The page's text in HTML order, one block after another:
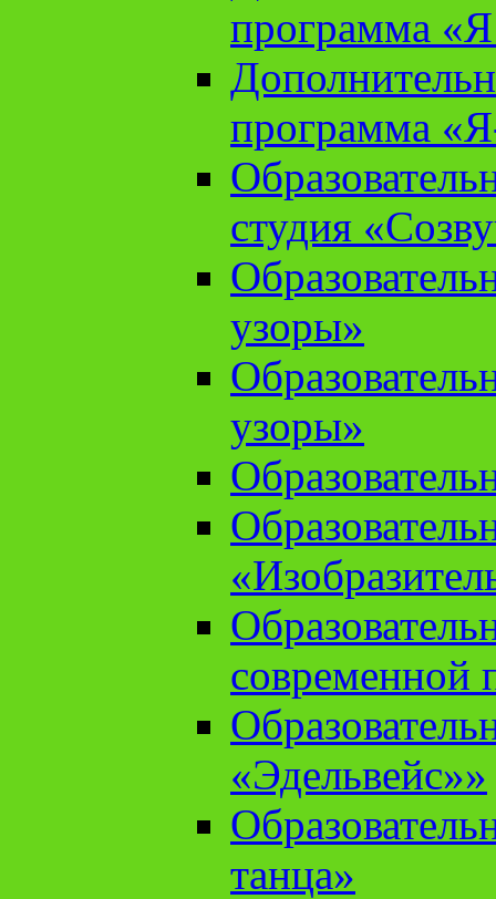
программа «Я
программа
студия
узоры»
узоры»
современной
«Эдельвейс»»
танца»